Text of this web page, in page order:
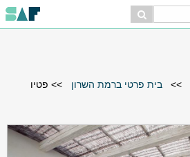
>> בית פרטי ברמת השרון >> פטיו